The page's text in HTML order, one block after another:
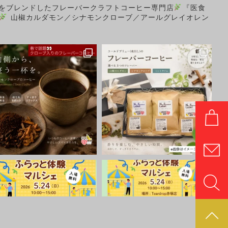
ブレンドしたフレーバークラフトコーヒー専門店
『医食
山椒カルダモン／シナモンクローブ／アールグレイオレン